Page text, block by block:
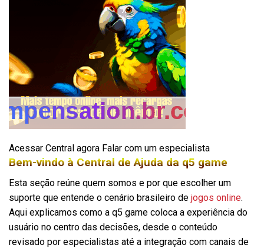
Acessar Central agora Falar com um especialista
Bem-vindo à Central de Ajuda da q5 game
Esta seção reúne quem somos e por que escolher um
suporte que entende o cenário brasileiro de jogos online.
Aqui explicamos como a q5 game coloca a experiência do
usuário no centro das decisões, desde o conteúdo
revisado por especialistas até a integração com canais de